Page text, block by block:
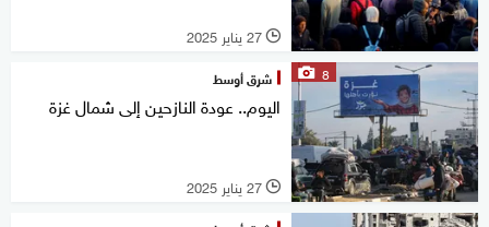
l 27 يناير 2025
8 شرق أوسط
اليوم.. عودة النازحين إلى شمال غزة
l 27 يناير 2025